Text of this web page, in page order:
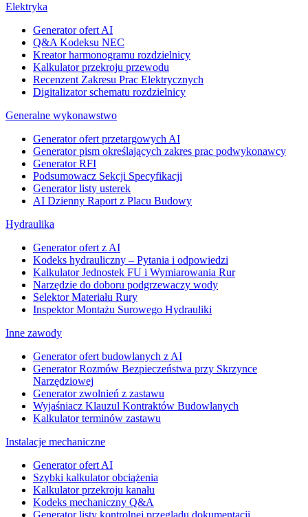
Elektryka
Generator ofert AI
Q&A Kodeksu NEC
Kreator harmonogramu rozdzielnicy
Kalkulator przekroju przewodu
Recenzent Zakresu Prac Elektrycznych
Digitalizator schematu rozdzielnicy
Generalne wykonawstwo
Generator ofert przetargowych AI
Generator pism określających zakres prac podwykonawcy
Generator RFI
Podsumowacz Sekcji Specyfikacji
Generator listy usterek
AI Dzienny Raport z Placu Budowy
Hydraulika
Generator ofert z AI
Kodeks hydrauliczny – Pytania i odpowiedzi
Kalkulator Jednostek FU i Wymiarowania Rur
Narzędzie do doboru podgrzewaczy wody
Selektor Materiału Rury
Inspektor Montażu Surowego Hydrauliki
Inne zawody
Generator ofert budowlanych z AI
Generator Rozmów Bezpieczeństwa przy Skrzynce
Narzędziowej
Generator zwolnień z zastawu
Wyjaśniacz Klauzul Kontraktów Budowlanych
Kalkulator terminów zastawu
Instalacje mechaniczne
Generator ofert AI
Szybki kalkulator obciążenia
Kalkulator przekroju kanału
Kodeks mechaniczny Q&A